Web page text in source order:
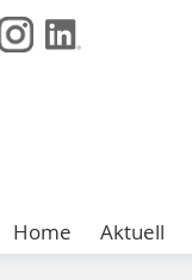
Home Aktuell